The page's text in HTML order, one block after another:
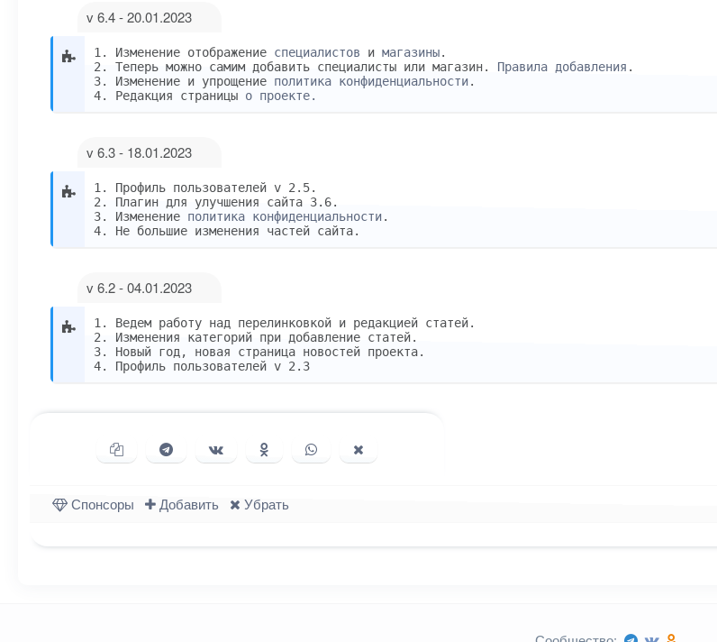
v 6.4 - 20.01.2023
1. Изменение отображение специалистов и магазины.
2. Теперь можно самим добавить специалисты или магазин. Правила добавления .
3. Изменение и упрощение политика конфиденциальности.
4. Редакция страницы о проекте.
v 6.3 - 18.01.2023
1. Профиль пользователей v 2.5.
2. Плагин для улучшения сайта 3.6.
3. Изменение политика конфиденциальности.
4. Не большие изменения частей сайта.
v 6.2 - 04.01.2023
1. Ведем работу над перелинковкой и редакцией статей.
2. Изменения категорий при добавление статей.
3. Новый год, новая страница новостей проекта.
4. Профиль пользователей v 2.3
Копировать ссылкуПоделиться в Telegram
Поделиться ВКонтакте
Поделиться в Одноклассниках
Поделиться в WhatsApp
Спонсоры Добавить Убрать